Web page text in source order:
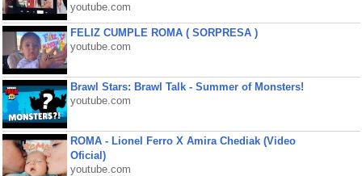
youtube.com
FELIZ CUMPLE ROMA ( SORPRESA )
youtube.com
Brawl Stars: Brawl Talk - Summer of Monsters!
youtube.com
ROMA - Lionel Ferro X Amira Chediak (Video
Oficial)
youtube.com